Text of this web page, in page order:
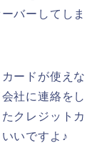
バーしてしま
ードが使えな
社に連絡をし
クレジットカ
いですよ♪